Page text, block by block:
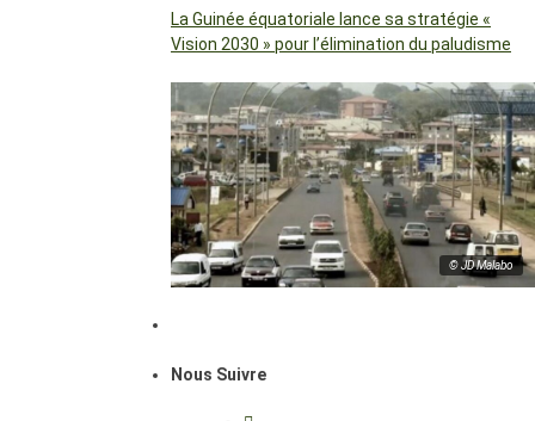
La Guinée équatoriale lance sa stratégie «
Vision 2030 » pour l’élimination du paludisme
© JD Malabo
Nous Suivre